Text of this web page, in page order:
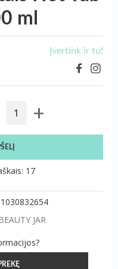
ml
Įvertink ir tu!
+
17
JAR